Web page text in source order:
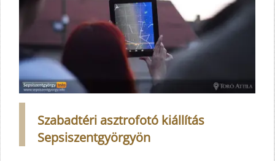
Szabadtéri asztrofotó kiállítás
Sepsiszentgyörgyön